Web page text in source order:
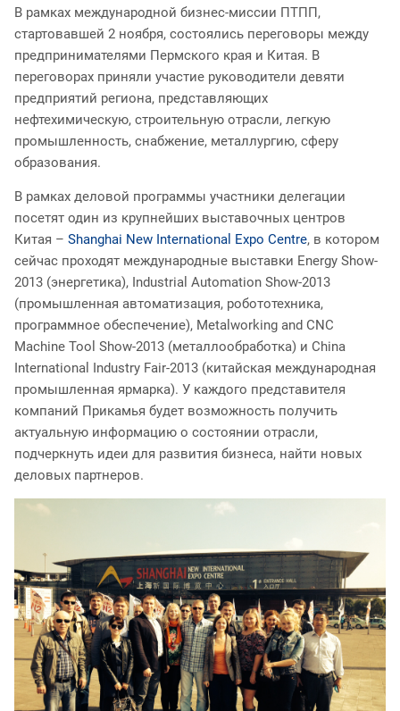
В рамках международной бизнес-миссии ПТПП,
стартовавшей 2 ноября, состоялись переговоры между
предпринимателями Пермского края и Китая. В
переговорах приняли участие руководители девяти
предприятий региона, представляющих
нефтехимическую, строительную отрасли, легкую
промышленность, снабжение, металлургию, сферу
образования.
В рамках деловой программы участники делегации
посетят один из крупнейших выставочных центров
Китая – Shanghai New International Expo Centre, в котором
сейчас проходят международные выставки Energy Show-
2013 (энергетика), Industrial Automation Show-2013
(промышленная автоматизация, робототехника,
программное обеспечение), Metalworking and СNС
Machine Tool Show-2013 (металлообработка) и China
International Industry Fair-2013 (китайская международная
промышленная ярмарка). У каждого представителя
компаний Прикамья будет возможность получить
актуальную информацию о состоянии отрасли,
подчеркнуть идеи для развития бизнеса, найти новых
деловых партнеров.